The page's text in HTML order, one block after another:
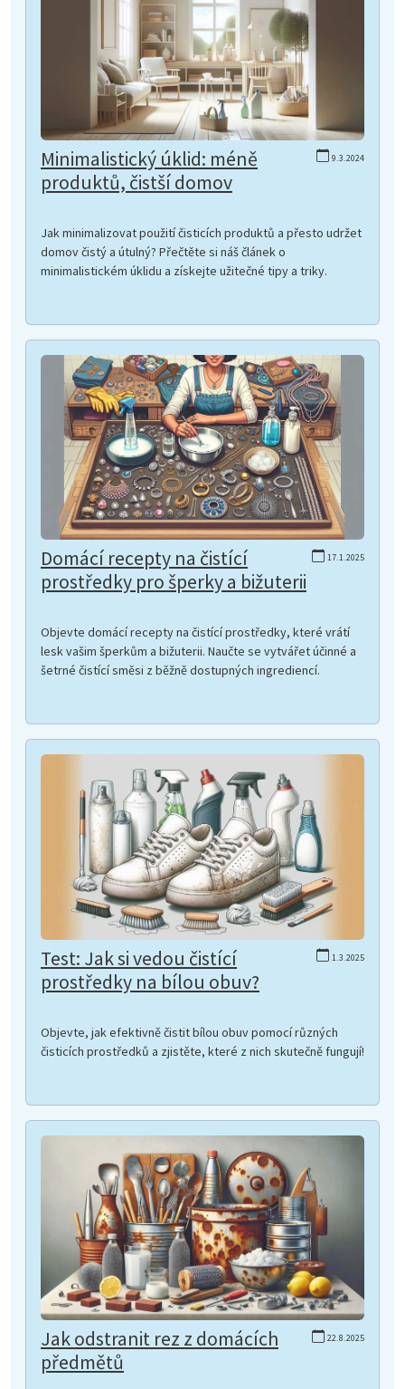
9.3.2024
Minimalistický úklid: méně
produktů, čistší domov
Jak minimalizovat použití čisticích produktů a přesto udržet
domov čistý a útulný? Přečtěte si náš článek o
minimalistickém úklidu a získejte užitečné tipy a triky.
17.1.2025
Domácí recepty na čistící
prostředky pro šperky a bižuterii
Objevte domácí recepty na čistící prostředky, které vrátí
lesk vašim šperkům a bižuterii. Naučte se vytvářet účinné a
šetrné čistící směsi z běžně dostupných ingrediencí.
1.3.2025
Test: Jak si vedou čistící
prostředky na bílou obuv?
Objevte, jak efektivně čistit bílou obuv pomocí různých
čisticích prostředků a zjistěte, které z nich skutečně fungují!
22.8.2025
Jak odstranit rez z domácích
předmětů